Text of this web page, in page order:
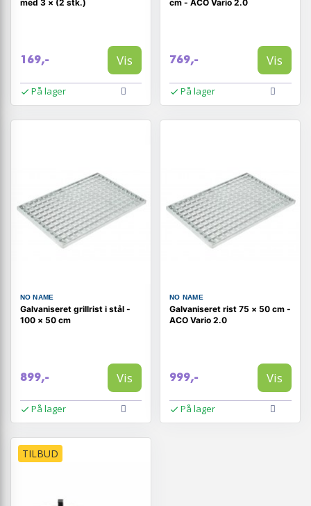
med 3 × (2 stk.)
169,- Vis
På lager
cm - ACO Vario 2.0
769,- Vis
På lager
NO NAME
Galvaniseret grillrist i stål -
100 × 50 cm
899,- Vis
På lager
NO NAME
Galvaniseret rist 75 × 50 cm -
ACO Vario 2.0
999,- Vis
På lager
TILBUD